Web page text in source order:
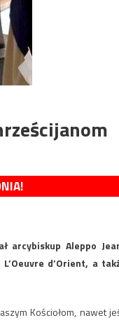
arcybiskup Aleppo
d’Orient, a
Kościołom, nawet